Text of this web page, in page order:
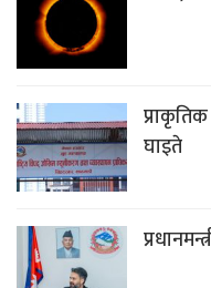
घाइते